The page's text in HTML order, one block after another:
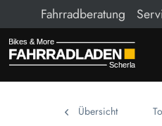
Fahrradberatung
Übersicht